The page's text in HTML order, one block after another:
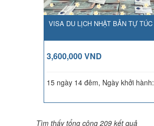
VISA DU LỊCH NHẬT BẢN TỰ TÚC
3,600,000 VND
15 ngày 14 đêm, Ngày khởi hành:
Tìm thấy tổng cộng 209 kết quả